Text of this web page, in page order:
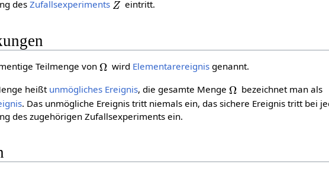
desZufallsexperiments eintritt.
Teilmenge von Ω wird Elementarereignisgenannt.
heißt unmögliches Ereignis, die gesamte Menge Ω bezeichnet man als
. Das unmögliche Ereignis tritt niemals ein, das sichere Ereignis tritt bei
des zugehörigen Zufallsexperiments ein.